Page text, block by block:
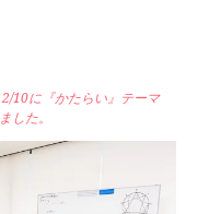
2/10に『かたらい』テーマ
した。